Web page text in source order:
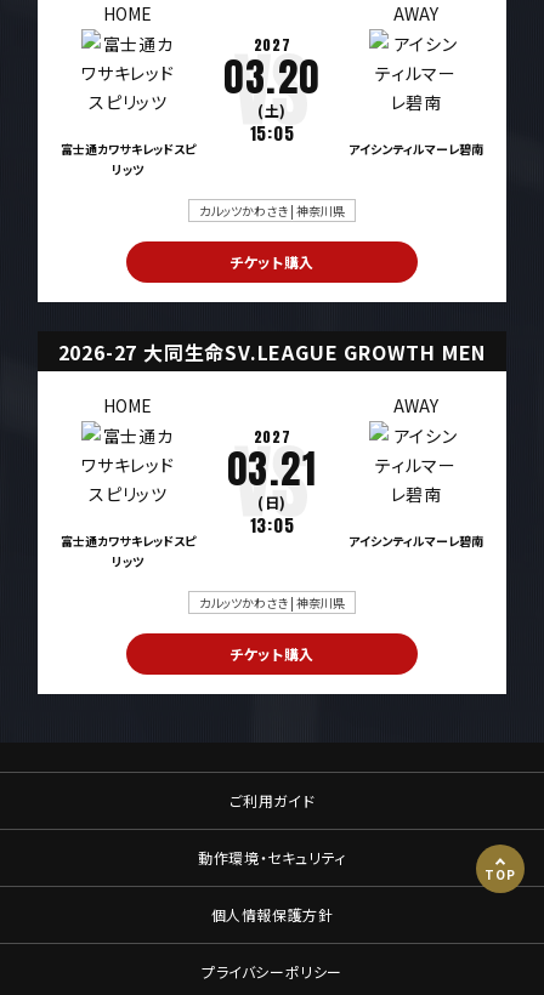
HOME
富士通カワサキレッドスピ
リッツ
2027
03.20
(土)
15:05
AWAY
アイシンティルマーレ碧南
カルッツかわさき | 神奈川県
チケット購入
2026-27 大同生命SV.LEAGUE GROWTH MEN
HOME
富士通カワサキレッドスピ
リッツ
2027
03.21
(日)
13:05
AWAY
アイシンティルマーレ碧南
カルッツかわさき | 神奈川県
チケット購入
ご利用ガイド
動作環境・セキュリティ
個人情報保護方針
プライバシーポリシー
TOP